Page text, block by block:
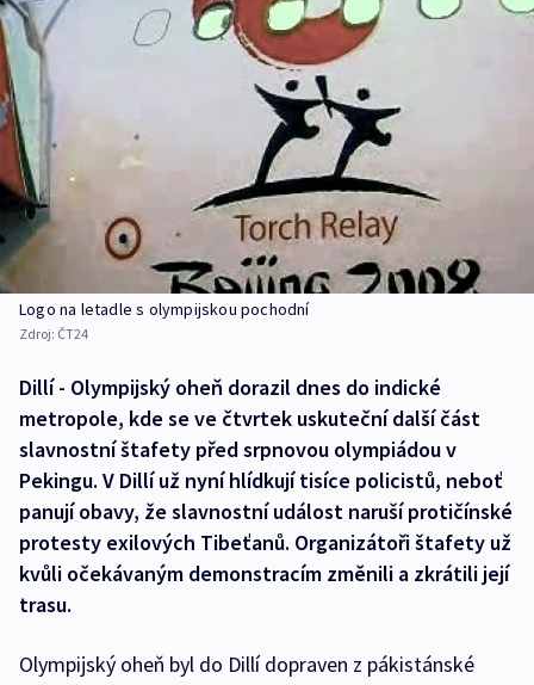
Logo na letadle s olympijskou pochodní
Zdroj: ČT24
Dillí - Olympijský oheň dorazil dnes do indické
metropole, kde se ve čtvrtek uskuteční další část
slavnostní štafety před srpnovou olympiádou v
Pekingu. V Dillí už nyní hlídkují tisíce policistů, neboť
panují obavy, že slavnostní událost naruší protičínské
protesty exilových Tibeťanů. Organizátoři štafety už
kvůli očekávaným demonstracím změnili a zkrátili její
trasu.
Olympijský oheň byl do Dillí dopraven z pákistánské